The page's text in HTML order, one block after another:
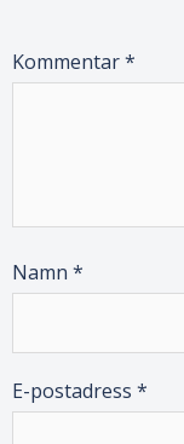
Kommentar*
Namn *
E-postadress *